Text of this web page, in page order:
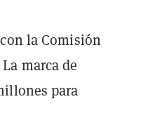
la Comisión
marca de
para